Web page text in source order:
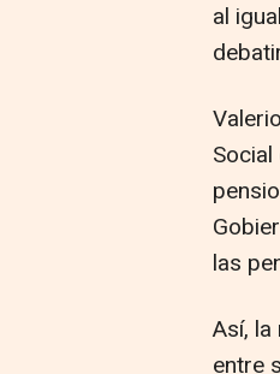
al
las
Así,
entre